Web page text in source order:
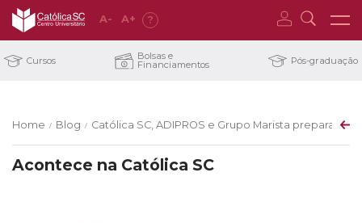
A- A+ ?
Cursos Bolsas e
Financiamentos Pós-graduação
Home / Blog / Católica SC, ADIPROS e Grupo Marista preparam
Acontece na Católica SC